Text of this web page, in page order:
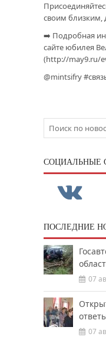
своим близким,
➡️ Подробная
сайте юбилея
(http://may9.ru/
@mintsifry
CОЦИАЛЬНЫЕ
ПОСЛЕДНИЕ
07
07